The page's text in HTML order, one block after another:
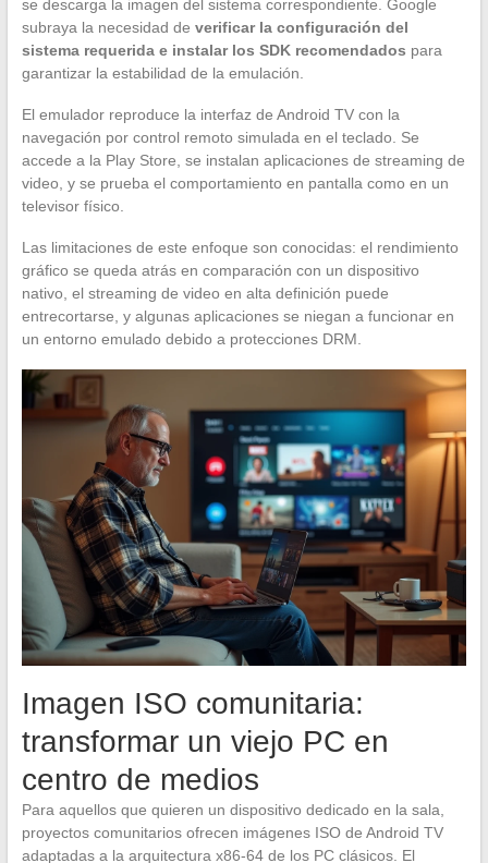
se descarga la imagen del sistema correspondiente. Google
subraya la necesidad de verificar la configuración del
sistema requerida e instalar los SDK recomendados para
garantizar la estabilidad de la emulación.
El emulador reproduce la interfaz de Android TV con la
navegación por control remoto simulada en el teclado. Se
accede a la Play Store, se instalan aplicaciones de streaming de
video, y se prueba el comportamiento en pantalla como en un
televisor físico.
Las limitaciones de este enfoque son conocidas: el rendimiento
gráfico se queda atrás en comparación con un dispositivo
nativo, el streaming de video en alta definición puede
entrecortarse, y algunas aplicaciones se niegan a funcionar en
un entorno emulado debido a protecciones DRM.
Imagen ISO comunitaria:
transformar un viejo PC en
centro de medios
Para aquellos que quieren un dispositivo dedicado en la sala,
proyectos comunitarios ofrecen imágenes ISO de Android TV
adaptadas a la arquitectura x86-64 de los PC clásicos. El